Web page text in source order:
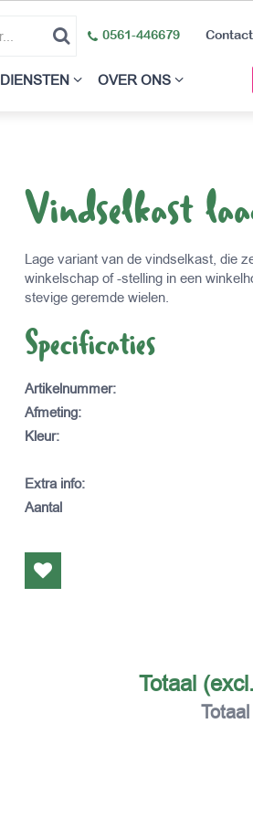
0561-446679 Contact
DIENSTEN OVER ONS
Vindselkast
Lage variant van de vindselkast, die
winkelschap of -stelling in een
stevige geremde wielen.
Specificaties
Artikelnummer:
Afmeting:
Kleur:
Extra info:
Aantal
Totaal